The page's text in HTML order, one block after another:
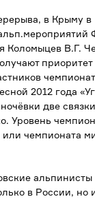
в Крыму
Коломыцев В.Г.
2012 года
две
Уровень
чемпионата
в России,